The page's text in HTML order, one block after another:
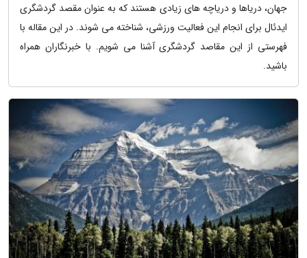
جهان، دریاها و دریاچه های زیادی هستند که به عنوان مقصد گردشگری
ایدئال برای انجام این فعالیت ورزشی، شناخته می شوند. در این مقاله با
فهرستی از این مقاصد گردشگری آشنا می شویم. با خبرنگاران همراه
باشید.